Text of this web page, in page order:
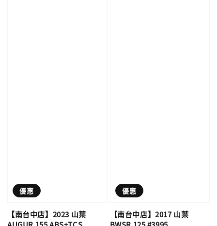
優惠
【南台中店】2023 山葉
優惠
【南台中店】2017 山葉